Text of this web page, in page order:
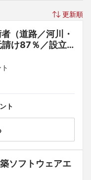
更新順
（道路／河川・
け87％／設立4
ト
ソフトウェアエ